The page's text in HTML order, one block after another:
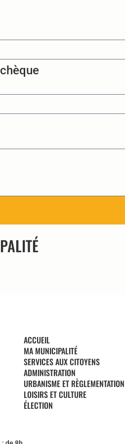
ACCUEIL
MA MUNICIPALITÉ
SERVICES AUX CITOYENS
ADMINISTRATION
URBANISME ET RÈGLEMENTATION
LOISIRS ET CULTURE
ÉLECTION